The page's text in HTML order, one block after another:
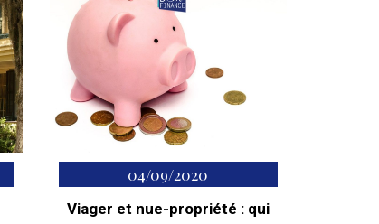
04/09/2020
Viager et nue-propriété : qui